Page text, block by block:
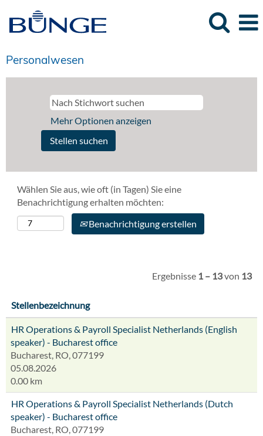
Personalwesen
Mehr Optionen anzeigen
Wählen Sie aus, wie oft (in Tagen) Sie eine
Benachrichtigung erhalten möchten:
Benachrichtigung erstellen
Ergebnisse 1 – 13von 13
Stellenbezeichnung
HR Operations & Payroll Specialist Netherlands (English
speaker) - Bucharest office
Bucharest, RO, 077199
05.08.2026
0.00 km
HR Operations & Payroll Specialist Netherlands (Dutch
speaker) - Bucharest office
Bucharest, RO, 077199